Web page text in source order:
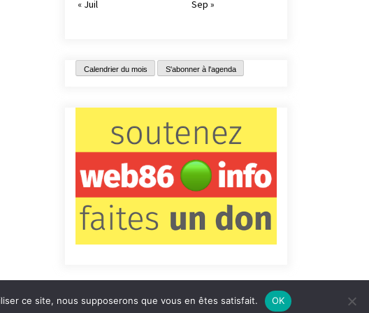
« Juil
Sep »
Calendrier du mois S'abonner à l'agenda
Contact Qui sommes-nous ? Informations légales
ce site, nous supposerons que vous en êtes satisfait. OK